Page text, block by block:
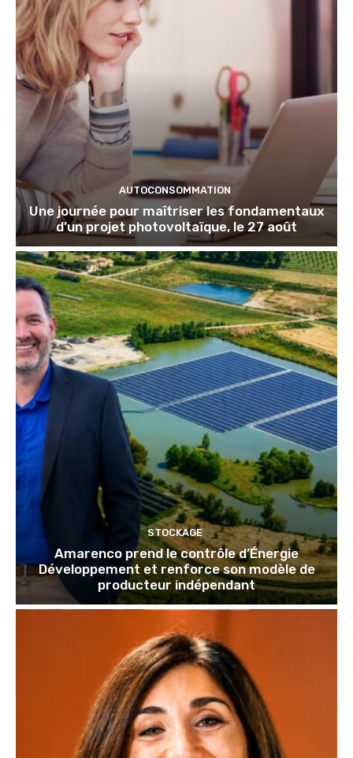
AUTOCONSOMMATION
Une journée pour maîtriser les fondamentaux
d’un projet photovoltaïque, le 27 août
STOCKAGE
Amarenco prend le contrôle d’Énergie
Développement et renforce son modèle de
producteur indépendant